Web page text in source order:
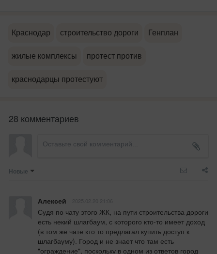
Краснодар строительство дороги Генплан
жилые комплексы протест против
краснодарцы протестуют
28 комментариев
Новые
Алексей
Судя по чату этого ЖК, на пути строительства дороги
есть некий шлагбаум, с которого кто-то имеет доход
(в том же чате кто то предлагал купить доступ к
шлагбауму). Город и не знает что там есть
"ограждение", поскольку в одном из ответов город